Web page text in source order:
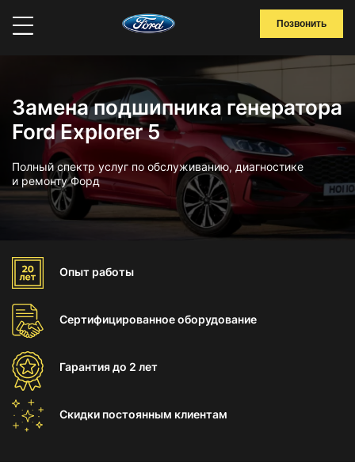
Позвонить
Замена подшипника генератора
Ford Explorer 5
Полный спектр услуг по обслуживанию, диагностике
и ремонту Форд
Опыт работы
Сертифицированноеоборудование
Гарантиядо 2 лет
Скидки постоянным клиентам